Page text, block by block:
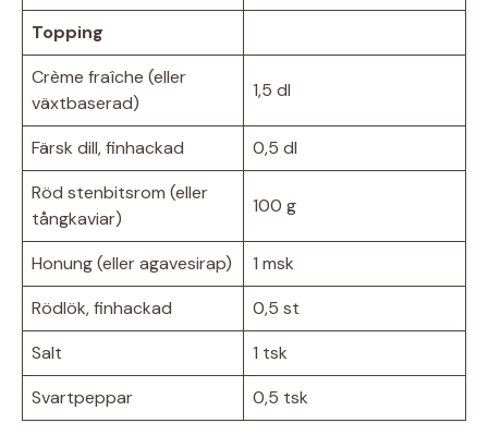
Topping
Crème fraîche (eller
växtbaserad)
1,5 dl
Färsk dill, finhackad
0,5 dl
Röd stenbitsrom (eller
tångkaviar)
100 g
Honung (eller agavesirap)
1 msk
Rödlök, finhackad
0,5 st
Salt
1 tsk
Svartpeppar
0,5 tsk